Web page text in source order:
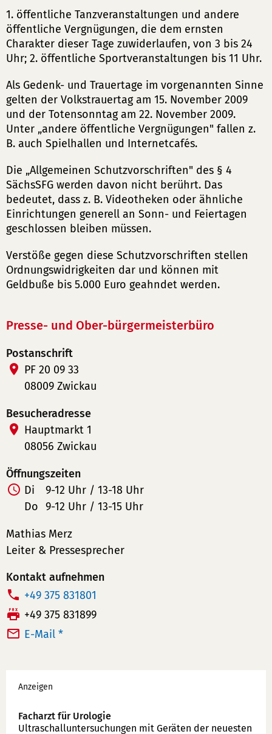
1. öffentliche Tanzveranstaltungen und andere
öffentliche Vergnügungen, die dem ernsten
Charakter dieser Tage zuwiderlaufen, von 3 bis 24
Uhr; 2. öffentliche Sportveranstaltungen bis 11 Uhr.
Als Gedenk- und Trauertage im vorgenannten Sinne
gelten der Volkstrauertag am 15. November 2009
und der Totensonntag am 22. November 2009.
Unter „andere öffentliche Vergnügungen" fallen z.
B. auch Spielhallen und Internetcafés.
Die „Allgemeinen Schutzvorschriften" des § 4
SächsSFG werden davon nicht berührt. Das
bedeutet, dass z. B. Videotheken oder ähnliche
Einrichtungen generell an Sonn- und Feiertagen
geschlossen bleiben müssen.
Verstöße gegen diese Schutzvorschriften stellen
Ordnungswidrigkeiten dar und können mit
Geldbuße bis 5.000 Euro geahndet werden.
Presse- und Ober-bürgermeisterbüro
Postanschrift
PF 20 09 33
08009 Zwickau
Besucheradresse
Hauptmarkt 1
08056 Zwickau
Öffnungszeiten
Di
9-12 Uhr / 13-18 Uhr
Do 9-12 Uhr / 13-15 Uhr
Mathias Merz
Leiter & Pressesprecher
Kontakt aufnehmen
T
e
l
n
u
+49 375 831801
F
a
+49 375 831899
E-Mail *
Werbung
Anzeigen
Facharzt für Urologie
Ultraschallunter­suchungen mit Geräten der neuesten